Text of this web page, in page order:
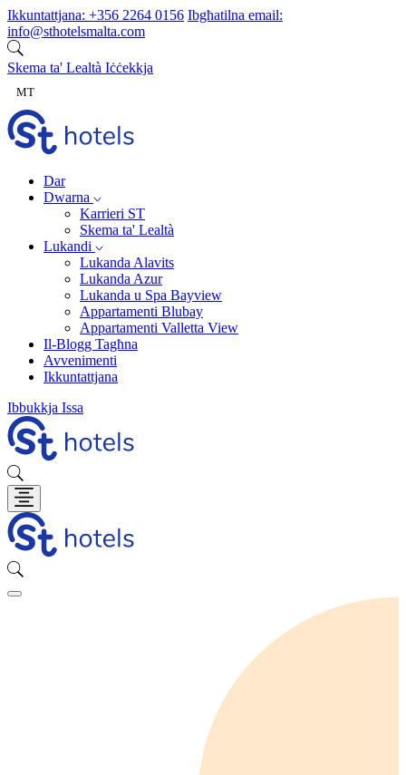
Aqbeż għall-kontenut
Ikkuntattjana: +356 2264 0156 Ibgħatilna email:
info@sthotelsmalta.com
Skema ta' Lealtà Iċċekkja
MT
Dar
Dwarna
Karrieri ST
Skema ta' Lealtà
Lukandi
Lukanda Alavits
Lukanda Azur
Lukanda u Spa Bayview
Appartamenti Blubay
Appartamenti Valletta View
Il-Blogg Tagħna
Avvenimenti
Ikkuntattjana
Ibbukkja Issa